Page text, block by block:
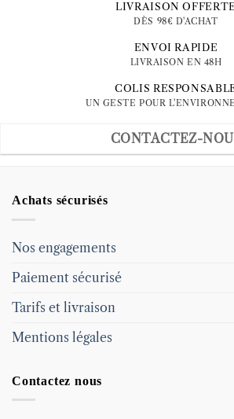
LIVRAISON OFFERTE
DÈS 98€ D'ACHAT
ENVOI RAPIDE
LIVRAISON EN 48H
COLIS
UN GESTE POUR
CONTACTEZ-
Achats sécurisés
Nos engagements
Paiement sécurisé
Tarifs et livraison
Mentions légales
Contactez nous